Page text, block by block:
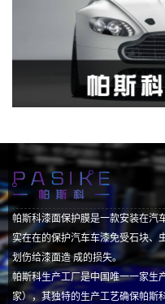
帕斯科漆面保护膜是一款安装在汽
实在在的保护汽车车漆免受石块、
划伤给漆面造 成的损失。
帕斯科生产工厂是中国唯一一家生
家），其独特的生产工艺确保帕斯